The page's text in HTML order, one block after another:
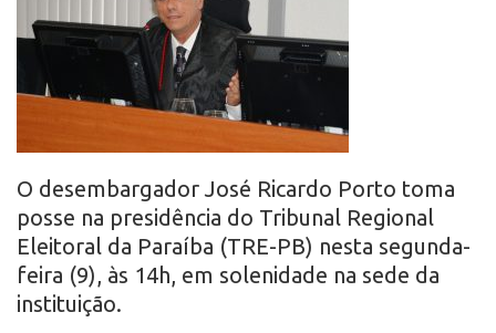
O desembargador José Ricardo Porto toma
posse na presidência do Tribunal Regional
Eleitoral da Paraíba (TRE-PB) nesta segunda-
feira (9), às 14h, em solenidade na sede da
instituição.